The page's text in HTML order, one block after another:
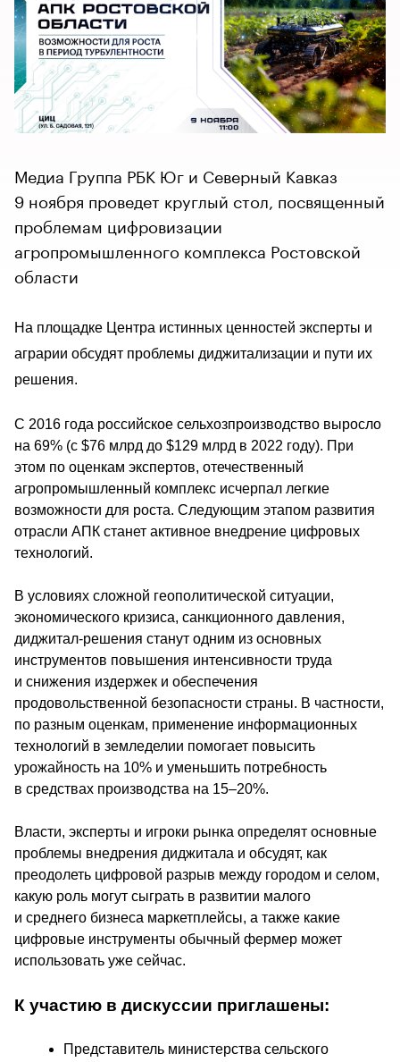
Медиа Группа РБК Юг и Северный Кавказ
9 ноября проведет круглый стол, посвященный
проблемам цифровизации
агропромышленного комплекса Ростовской
области
На площадке Центра истинных ценностей эксперты и
аграрии обсудят проблемы диджитализации и пути их
решения.
С 2016 года российское сельхозпроизводство выросло
на 69% (с $76 млрд до $129 млрд в 2022 году). При
этом по оценкам экспертов, отечественный
агропромышленный комплекс исчерпал легкие
возможности для роста. Следующим этапом развития
отрасли АПК станет активное внедрение цифровых
технологий.
В условиях сложной геополитической ситуации,
экономического кризиса, санкционного давления,
диджитал-решения станут одним из основных
инструментов повышения интенсивности труда
и снижения издержек и обеспечения
продовольственной безопасности страны. В частности,
по разным оценкам, применение информационных
технологий в земледелии помогает повысить
урожайность на 10% и уменьшить потребность
в средствах производства на 15–20%.
Власти, эксперты и игроки рынка определят основные
проблемы внедрения диджитала и обсудят, как
преодолеть цифровой разрыв между городом и селом,
какую роль могут сыграть в развитии малого
и среднего бизнеса маркетплейсы, а также какие
цифровые инструменты обычный фермер может
использовать уже сейчас.
К участию в дискуссии приглашены:
Представитель министерства сельского